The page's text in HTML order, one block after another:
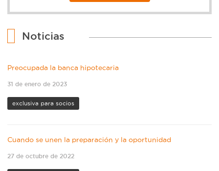
Noticias
Preocupada la banca hipotecaria
31 de enero de 2023
exclusiva para socios
Cuando se unen la preparación y la oportunidad
27 de octubre de 2022